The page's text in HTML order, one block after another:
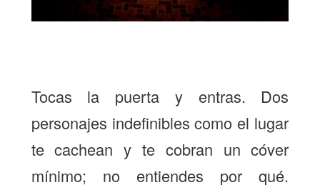
Tocas la puerta y entras. Dos
personajes indefinibles como el lugar
te cachean y te cobran un cóver
mínimo; no entiendes por qué.